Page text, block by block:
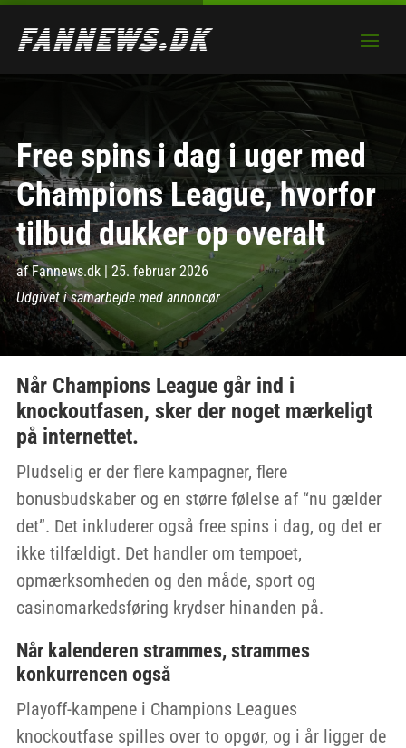
Free spins i dag i uger med
Champions League, hvorfor
tilbud dukker op overalt
afFannews.dk|25. februar 2026
Udgivet i samarbejde med annoncør
Når Champions League går ind i
knockoutfasen, sker der noget mærkeligt
på internettet.
Pludselig er der flere kampagner, flere
bonusbudskaber og en større følelse af “nu gælder
det”. Det inkluderer også free spins i dag, og det er
ikke tilfældigt. Det handler om tempoet,
opmærksomheden og den måde, sport og
casinomarkedsføring krydser hinanden på.
Når kalenderen strammes, strammes
konkurrencen også
Playoff-kampene i Champions Leagues
knockoutfase spilles over to opgør, og i år ligger de